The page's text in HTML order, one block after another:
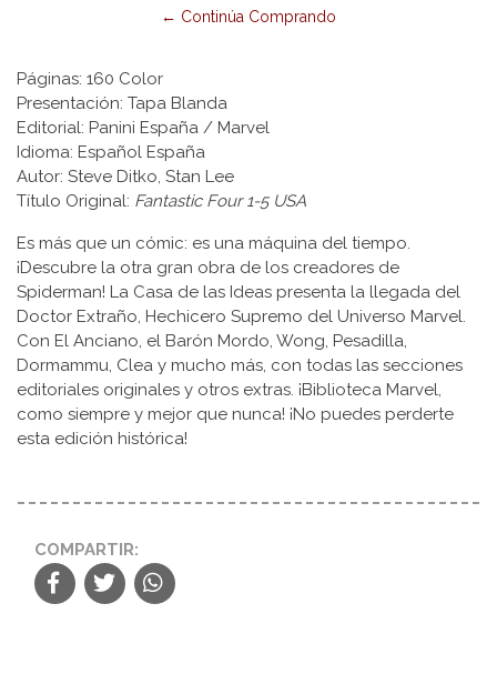
← Continúa Comprando
Páginas: 160 Color
Presentación: Tapa Blanda
Editorial: Panini España / Marvel
Idioma: Español España
Autor: Steve Ditko, Stan Lee
Título Original: Fantastic Four 1-5 USA
Es más que un cómic: es una máquina del tiempo.
¡Descubre la otra gran obra de los creadores de
Spiderman! La Casa de las Ideas presenta la llegada del
Doctor Extraño, Hechicero Supremo del Universo Marvel.
Con El Anciano, el Barón Mordo, Wong, Pesadilla,
Dormammu, Clea y mucho más, con todas las secciones
editoriales originales y otros extras. ¡Biblioteca Marvel,
como siempre y mejor que nunca! ¡No puedes perderte
esta edición histórica!
COMPARTIR: